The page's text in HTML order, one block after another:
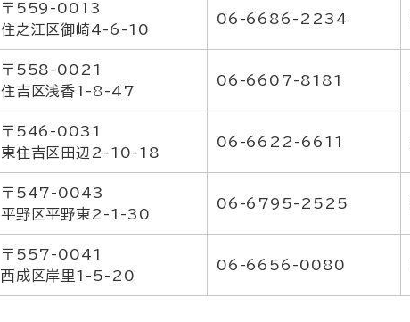
〒559-0013
住之江区御崎4-6-10
06-6686-2234
〒558-0021
住吉区浅香1-8-47
06-6607-8181
〒546-0031
東住吉区田辺2-10-18
06-6622-6611
〒547-0043
平野区平野東2-1-30
06-6795-2525
〒557-0041
西成区岸里1-5-20
06-6656-0080